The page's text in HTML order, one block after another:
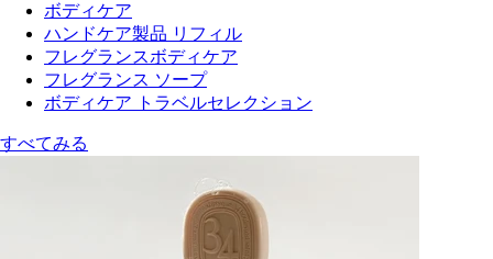
ボディケア
ハンドケア製品 リフィル
フレグランスボディケア
フレグランス ソープ
ボディケア トラベルセレクション
すべてみる